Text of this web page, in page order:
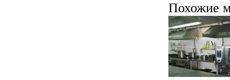
Похожие